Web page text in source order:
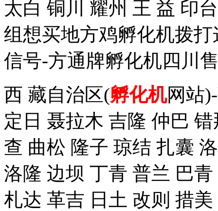
太白 铜川 耀州 王 益 印
组想买地方鸡孵化机拨打
信号-方通牌孵化机四川
西 藏自治区(孵化机网站
定日 聂拉木 吉隆 仲巴
查 曲松 隆子 琼结 扎囊
洛隆 边坝 丁青 普兰 巴
札达 革吉 日土 改则 措